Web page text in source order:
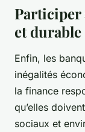
Participer
et durable
Enfin, les
inégalités
la finance
qu’elles
sociaux et